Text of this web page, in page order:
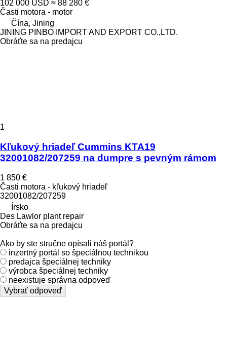
102 000 USD ≈ 88 280 €
Časti motora - motor
Čína, Jining
JINING PINBO IMPORT AND EXPORT CO.,LTD.
Obráťte sa na predajcu
1
Kľukový hriadeľ Cummins KTA19
32001082/207259 na dumpre s pevným rámom
1 850 €
Časti motora - kľukový hriadeľ
32001082/207259
Írsko
Des Lawlor plant repair
Obráťte sa na predajcu
Ako by ste stručne opísali náš portál?
inzertný portál so špeciálnou technikou
predajca špeciálnej techniky
výrobca špeciálnej techniky
neexistuje správna odpoveď
Vybrať odpoveď